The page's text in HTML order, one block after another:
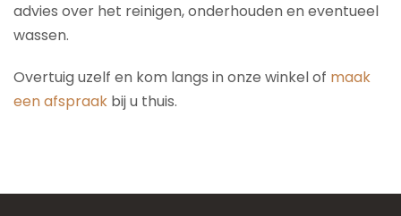
advies over het reinigen, onderhouden en eventueel
wassen.
Overtuig uzelf en kom langs in onze winkel of maak
een afspraak bij u thuis.